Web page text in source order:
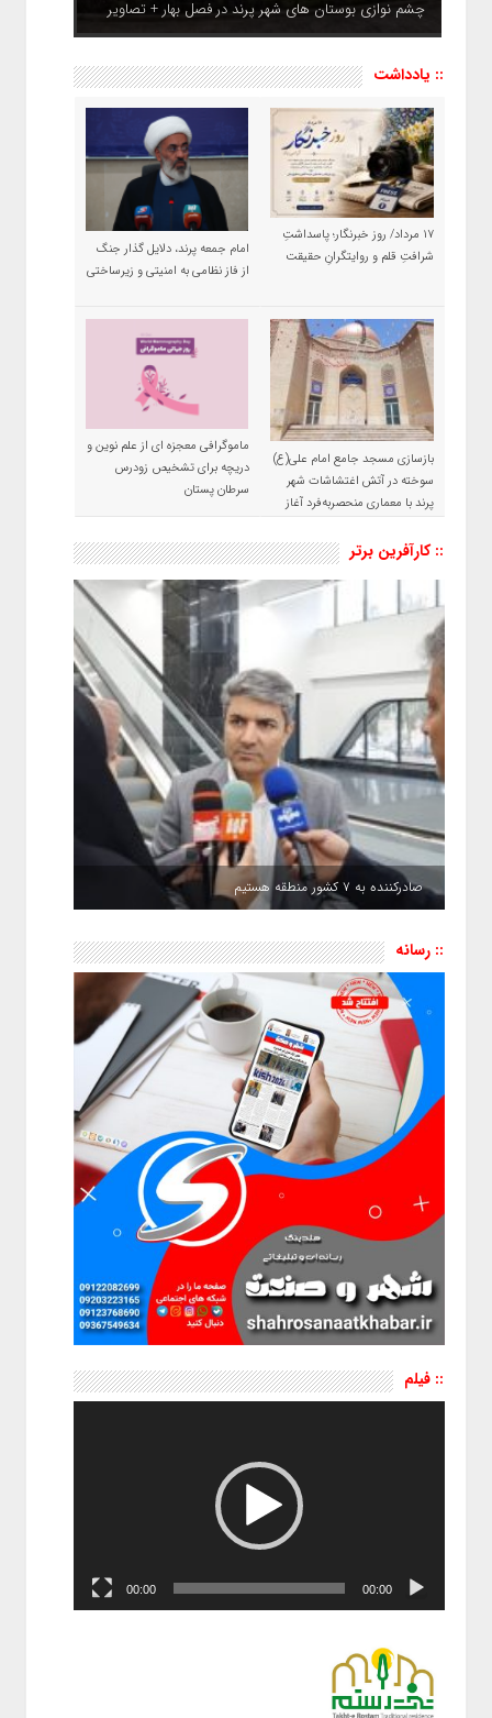
چشم نوازی بوستان های شهر پرند در فصل بهار + تصاویر
:: یادداشت
۱۷ مرداد/ روز خبرنگار؛ پاسداشتِ
شرافتِ قلم و روایتگرانِ حقیقت
امام جمعه پرند، دلایل گذار جنگ
از فاز نظامی به امنیتی و زیرساختی
بازسازی مسجد جامع امام علی(ع)
سوخته در آتش اغتشاشات شهر
پرند با معماری منحصربه‌فرد آغاز
ماموگرافی معجزه ای از علم نوین و
دریچه برای تشخیص زودرس
سرطان پستان
:: کارآفرین برتر
صادرکننده به ۷ کشور منطقه هستیم
:: رسانه
:: فیلم
نمایشگر
00:00
00:00